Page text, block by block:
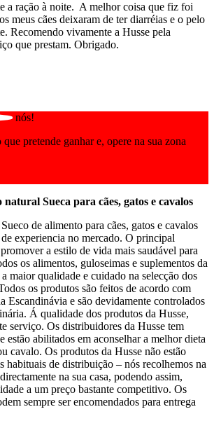
a ração à noite. A melhor coisa que fiz foi
meus cães deixaram de ter diarréias e o pelo
Recomendo vivamente a Husse pela
que prestam. Obrigado.
nós!
pretende ganhar e, opere na sua zona
natural Sueca para cães, gatos e cavalos
de alimento para cães, gatos e cavalos
experiencia no mercado. O principal
a estilo de vida mais saudável para
os alimentos, guloseimas e suplementos da
maior qualidade e cuidado na selecção dos
os produtos são feitos de acordo com
Escandinávia e são devidamente controlados
Á qualidade dos produtos da Husse,
serviço. Os distribuidores da Husse tem
estão abilitados em aconselhar a melhor dieta
cavalo. Os produtos da Husse não estão
habituais de distribuição – nós recolhemos na
na sua casa, podendo assim,
a um preço bastante competitivo. Os
sempre ser encomendados para entrega